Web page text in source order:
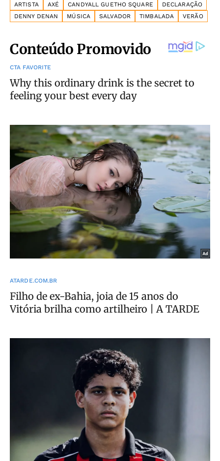
ARTISTA AXÉ CANDYALL GUETHO SQUARE
DECLARAÇÃO
DENNY DENAN
MÚSICA SALVADOR TIMBALADA VERÃO